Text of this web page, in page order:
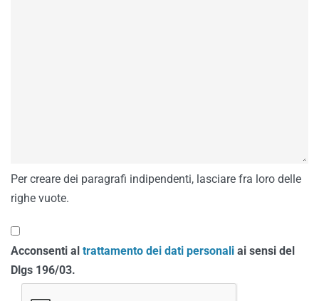
Per creare dei paragrafi indipendenti, lasciare fra loro delle
righe vuote.
Acconsenti al trattamento dei dati personali ai sensi del
Dlgs 196/03.